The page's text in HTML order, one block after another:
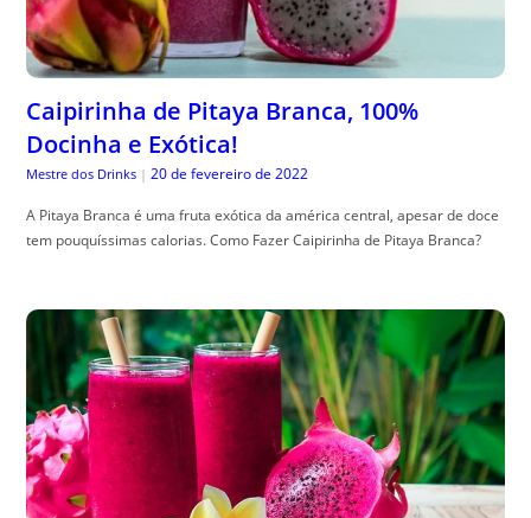
Caipirinha de Pitaya Branca, 100%
Docinha e Exótica!
Mestre dos Drinks | 20 de fevereiro de 2022
A Pitaya Branca é uma fruta exótica da américa central, apesar de doce
tem pouquíssimas calorias. Como Fazer Caipirinha de Pitaya Branca?